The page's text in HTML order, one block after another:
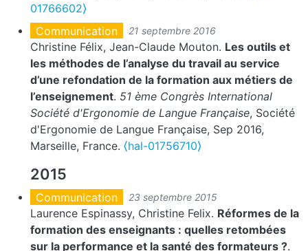
01766602⟩
Communication
21 septembre 2016
Christine Félix, Jean-Claude Mouton. Les outils et
les méthodes de l’analyse du travail au service
d’une refondation de la formation aux métiers de
l’enseignement. 51 ème Congrès International
Société d'Ergonomie de Langue Française, Société
d'Ergonomie de Langue Française, Sep 2016,
Marseille, France. ⟨hal-01756710⟩
2015
Communication 23 septembre 2015
Laurence Espinassy, Christine Felix. Réformes de la
formation des enseignants : quelles retombées
sur la performance et la santé des formateurs ?.